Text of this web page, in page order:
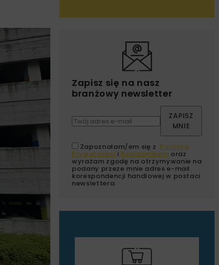
Zapisz się na nasz
branżowy newsletter
ZAPISZ
MNIE
Zapoznałam/em się z Polityką
Prywatności i Regulaminem oraz
wyrażam zgodę na otrzymywanie na
podany przeze mnie adres e-mail
korespondencji handlowej w postaci
newslettera.